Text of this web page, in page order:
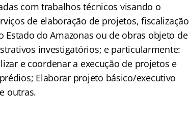
com trabalhos técnicos visando o
de elaboração de projetos, fiscalização
do Amazonas ou de obras objeto de
investigatórios; e particularmente:
e coordenar a execução de projetos e
Elaborar projeto básico/executivo
outras.